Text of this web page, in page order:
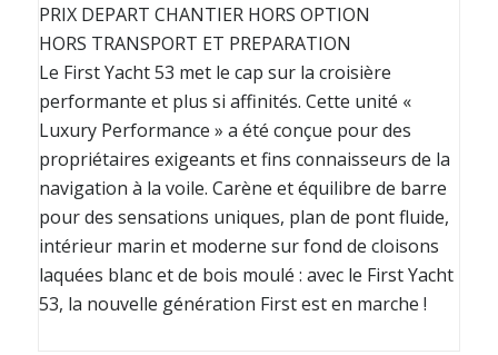
PRIX DEPART CHANTIER HORS OPTION
HORS TRANSPORT ET PREPARATION
Le First Yacht 53 met le cap sur la croisière
performante et plus si affinités. Cette unité «
Luxury Performance » a été conçue pour des
propriétaires exigeants et fins connaisseurs de la
navigation à la voile. Carène et équilibre de barre
pour des sensations uniques, plan de pont fluide,
intérieur marin et moderne sur fond de cloisons
laquées blanc et de bois moulé : avec le First Yacht
53, la nouvelle génération First est en marche !